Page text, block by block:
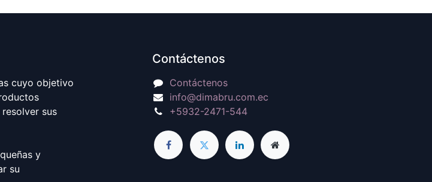
cuyo objetivo
sus
y
su
Contáctenos
Contáctenos
info@dimabru.com.ec
+5932-2471-544